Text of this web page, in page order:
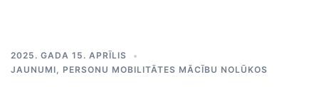
2025. GADA 15. APRĪLIS
JAUNUMI, PERSONU MOBILITĀTES MĀCĪBU NOLŪKOS